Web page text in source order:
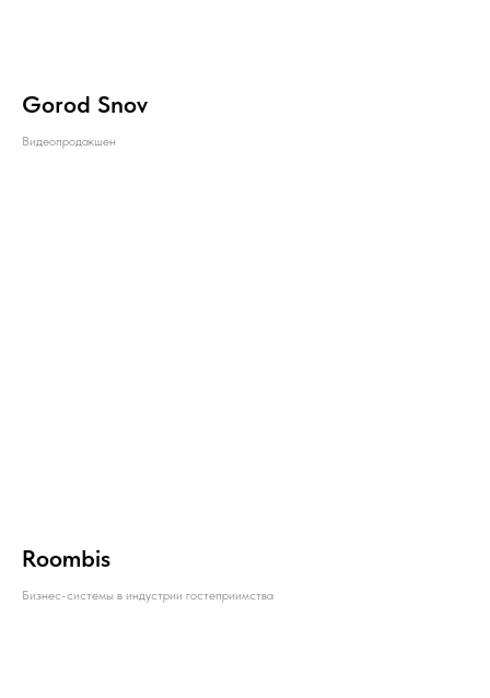
Gorod Snov
Видеопродакшен
Roombis
Бизнес-системы в индустрии гостеприимства